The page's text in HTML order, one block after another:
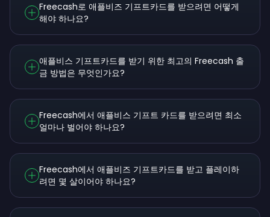
Freecash로 애플비즈 기프트카드를 받으려면 어떻게
해야 하나요?
애플비스 기프트카드를 받기 위한 최고의 Freecash 출
금 방법은 무엇인가요?
Freecash에서 애플비스 기프트 카드를 받으려면 최소
얼마나 벌어야 하나요?
Freecash에서 애플비즈 기프트카드를 받고 플레이하
려면 몇 살이어야 하나요?